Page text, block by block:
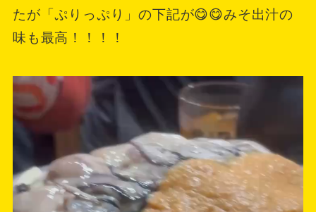
たが「ぷりっぷり」の下記が😋😋みそ出汁の
味も最高！！！！